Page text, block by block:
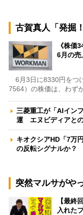
古賀真人「発掘
《株価
6月の
6月3日に8330円をつ
7564）の株価は、わず
三菱重工が「AIイン
運 エヌビディアと
キオクシアHD「7万
の反転シグナルか
突然マルサがや
【最終
入れた